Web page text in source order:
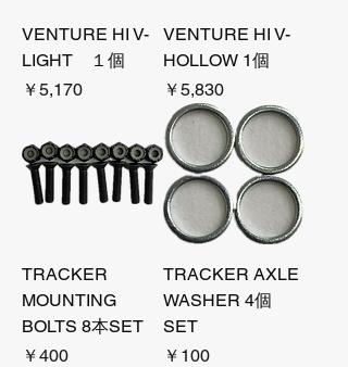
VENTURE HI V-
LIGHT １個
価格
￥5,170
VENTURE HI V-
HOLLOW 1個
価格
￥5,830
TRACKER
MOUNTING
BOLTS 8本SET
価格
￥400
TRACKER AXLE
WASHER 4個
SET
価格
￥100